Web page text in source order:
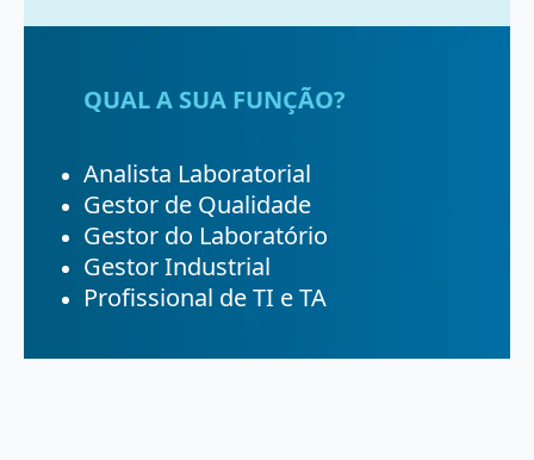
QUAL A SUA FUNÇÃO?
Analista Laboratorial
Gestor de Qualidade
Gestor do Laboratório
Gestor Industrial
Profissional de TI e TA